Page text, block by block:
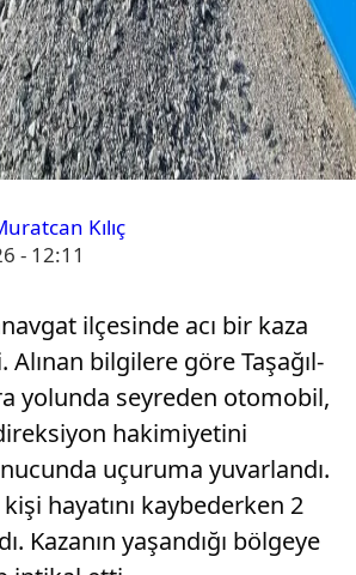
Kılıç
- 12:11
ilçesinde acı bir kaza
bilgilere göre Taşağıl-
yolunda seyreden otomobil,
hakimiyetini
uçuruma yuvarlandı.
hayatını kaybederken 2
Kazanın yaşandığı bölgeye